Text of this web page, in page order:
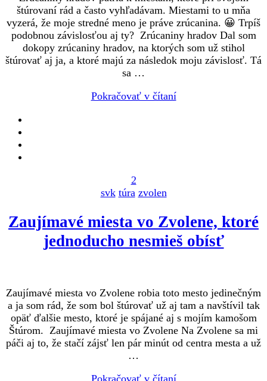
štúrovaní rád a často vyhľadávam. Miestami to u mňa
vyzerá, že moje stredné meno je práve zrúcanina. 😀 Trpíš
podobnou závislosťou aj ty? Zrúcaniny hradov Dal som
dokopy zrúcaniny hradov, na ktorých som už stihol
štúrovať aj ja, a ktoré majú za následok moju závislosť. Tá
sa …
Pokračovať v čítaní
2
svk túra zvolen
Zaujímavé miesta vo Zvolene, ktoré
jednoducho nesmieš obísť
Zaujímavé miesta vo Zvolene robia toto mesto jedinečným
a ja som rád, že som bol štúrovať už aj tam a navštívil tak
opäť ďalšie mesto, ktoré je spájané aj s mojím kamošom
Štúrom. Zaujímavé miesta vo Zvolene Na Zvolene sa mi
páči aj to, že stačí zájsť len pár minút od centra mesta a už
…